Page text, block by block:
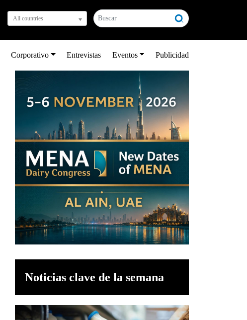
All countries
Corporativo Entrevistas Eventos Publicidad
Noticias clave de la semana